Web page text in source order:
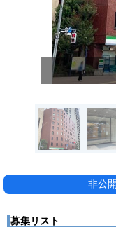
非公
募集リスト